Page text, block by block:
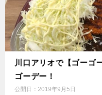
川口アリオで【ゴーゴ
ゴーデー！
公開日： 2019年9月5日